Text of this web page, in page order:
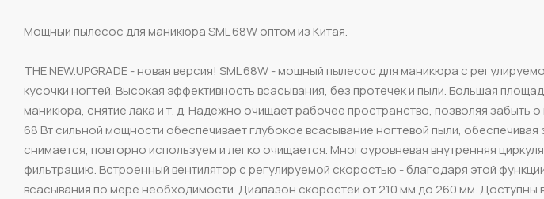
Мощный пылесос для маникюра SML 68W оптом из Китая.
THE NEW.UPGRADE - новая версия! SML 68W - мощный пылесос для маникюра с
кусочки ногтей. Высокая эффективность всасывания, без протечек и пыли. Большая
маникюра, снятие лака и т. д. Надежно очищает рабочее пространство, позволяя забыть
68 Вт сильной мощности обеспечивает глубокое всасывание ногтевой пыли, обеспечивая
снимается, повторно используем и легко очищается. Многоуровневая внутренняя
фильтрацию. Встроенный вентилятор с регулируемой скоростью - благодаря этой
всасывания по мере необходимости. Диапазон скоростей от 210 мм до 260 мм. Доступны